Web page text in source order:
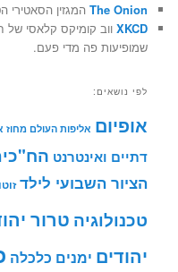
The Onion המגזין הסאטירי
XKCD ווב קומיקס קלאסי של
שמופיעות פה מדי פעם.
לפי נושאים:
אופיום אליפות העולם מחוז
דתיים ואינטרנט
הציור השבועי לילד
טכנולוגיה טרור
יהודים ימנים כלכלה